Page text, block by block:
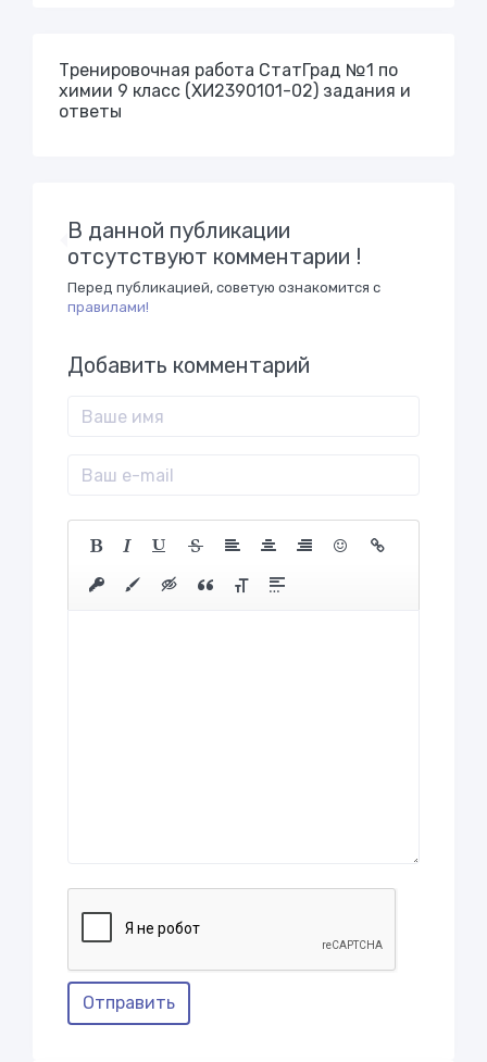
Тренировочная работа СтатГрад №1 по
химии 9 класс (ХИ2390101-02) задания и
ответы
В данной публикации
отсутствуют комментарии !
Перед публикацией, советую ознакомится с
правилами!
Добавить комментарий
Отправить